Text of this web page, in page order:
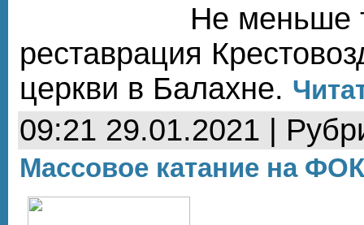
Не меньше
реставрация
церкви в Балахне.
09:21 29.01.2021 |
Массовое катание на